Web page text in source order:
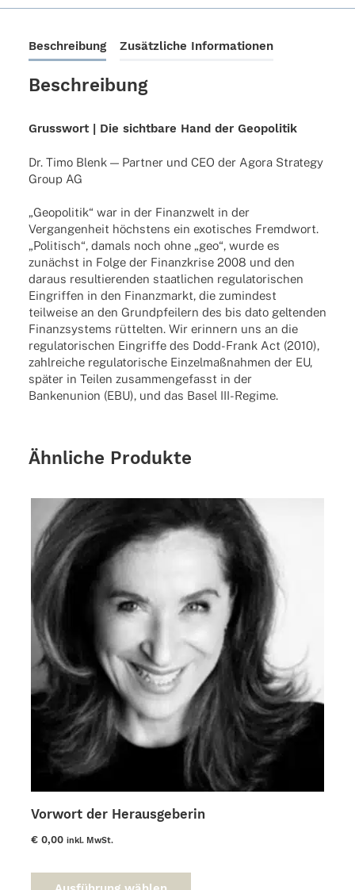
Beschreibung Zusätzliche Informationen
Beschreibung
Grusswort | Die sichtbare Hand der Geopolitik
Dr. Timo Blenk — Part­ner und CEO der Agora Stra­tegy
Group AG
„Geopolitik“ war in der Finanzwelt in der
Vergangenheit höchstens ein exotisches Fremdwort.
„Politisch“, damals noch ohne „geo“, wurde es
zunächst in Folge der Finanzkrise 2008 und den
daraus resultierenden staatlichen regulatorischen
Eingriffen in den Finanzmarkt, die zumindest
teilweise an den Grundpfeilern des bis dato geltenden
Finanzsystems rüttelten. Wir erinnern uns an die
regulatorischen Eingriffe des Dodd-Frank Act (2010),
zahlreiche regulatorische Einzelmaßnahmen der EU,
später in Teilen zusammengefasst in der
Bankenunion (EBU), und das Basel III-Regime.
Ähnliche Produkte
Vorwort der Herausgeberin
€0,00 inkl. MwSt.